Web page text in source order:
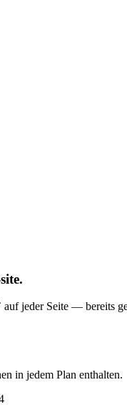
jeder Seite — bereits
in jedem Plan enthalten.